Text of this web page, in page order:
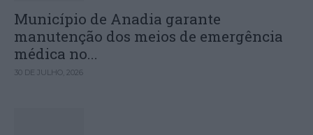
Município de Anadia garante
manutenção dos meios de emergência
médica no...
30 DE JULHO, 2026